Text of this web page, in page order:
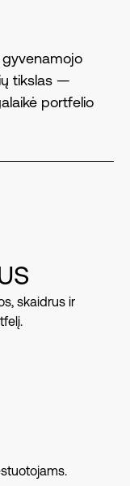
tikslas —
portfelio
skaidrus ir